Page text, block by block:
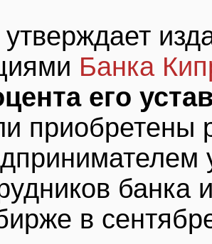
утверждает
Банка
его
приобретены
банка
в